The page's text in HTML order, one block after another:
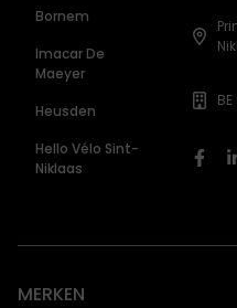
Bornem
Imacar De
Maeyer
Heusden
Hello Vélo Sint-
Niklaas
MERKEN